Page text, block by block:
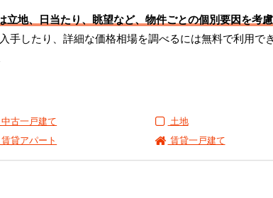
立地、日当たり、眺望など、物件ごとの個別要因を考慮
手したり、詳細な価格相場を調べるには無料で利用で
中古一戸建て
土地
賃貸アパート 賃貸一戸建て